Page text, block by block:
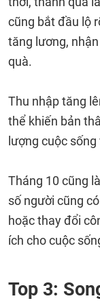
cũng bắt đầu lộ
tăng lương,
quà.
Thu nhập tăng
thể khiến bản
lượng cuộc
Tháng 10 cũng
số người cũng
hoặc thay đổi
ích cho cuộc
Top 3: